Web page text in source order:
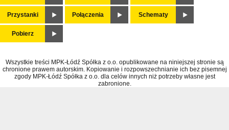
Przystanki Połączenia Schematy
Pobierz
Wszystkie treści MPK-Łódź Spółka z o.o. opublikowane na niniejszej stronie są
chronione prawem autorskim. Kopiowanie i rozpowszechnianie ich bez pisemnej
zgody MPK-Łódź Spółka z o.o. dla celów innych niż potrzeby własne jest
zabronione.